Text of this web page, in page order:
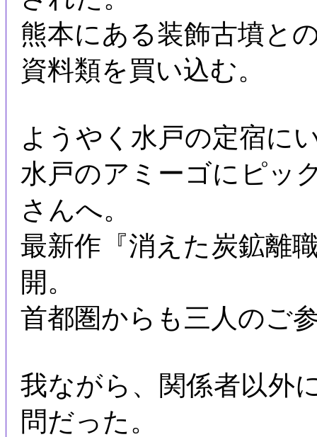
熊本にある装飾古墳と
資料類を買い込む。
ようやく水戸の定宿に
水戸のアミーゴにピッ
さんへ。
最新作『消えた炭鉱離
開。
首都圏からも三人のご
我ながら、関係者以外
問だった。